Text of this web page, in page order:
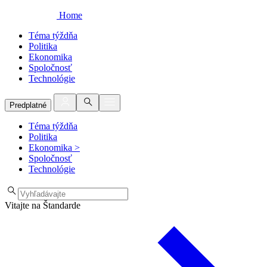
Home
Téma týždňa
Politika
Ekonomika
Spoločnosť
Technológie
Predplatné
Téma týždňa
Politika
Ekonomika >
Spoločnosť
Technológie
Vitajte na Štandarde